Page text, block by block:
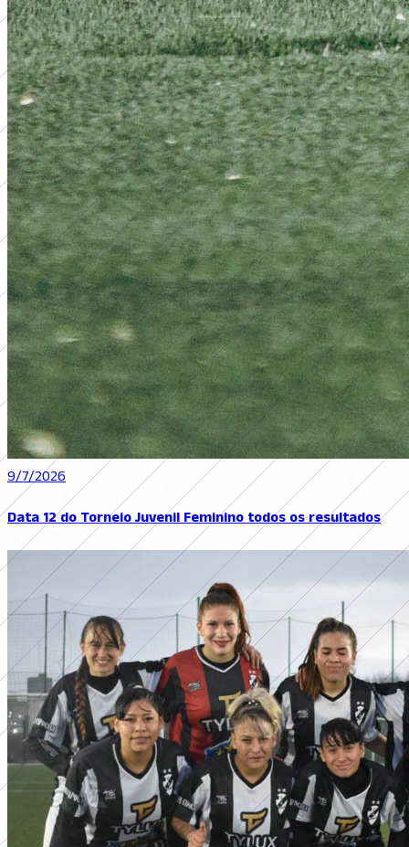
9/7/2026
Data 12 do Torneio Juvenil Feminino todos os resultados